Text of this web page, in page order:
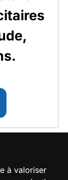
à valoriser